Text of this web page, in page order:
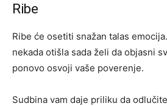
Ribe
Ribe će osetiti snažan talas
nekada otišla sada želi da objasni
ponovo osvoji vaše poverenje.
Sudbina vam daje priliku da